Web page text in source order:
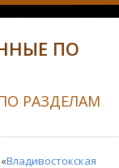
ПО
РАЗДЕЛАМ
Владивостокская